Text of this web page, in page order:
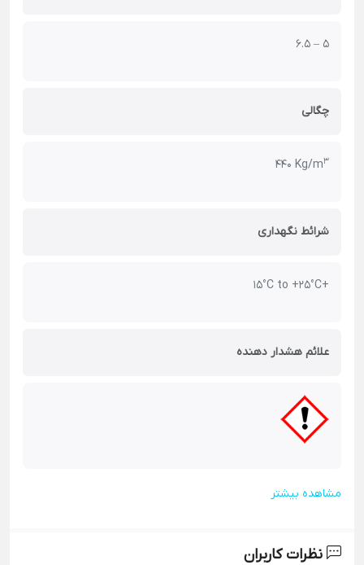
5 – 6.5
چگالی
440 Kg/m3
شرائط نگهداری
+15°C to +25°C
علائم هشدار دهنده
مشاهده بیشتر
نظرات کاربران